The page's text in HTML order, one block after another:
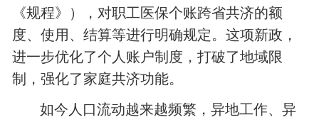
《规程》），对职工医保个账跨省共济的额
度、使用、结算等进行明确规定。这项新政，
进一步优化了个人账户制度，打破了地域限
制，强化了家庭共济功能。
如今人口流动越来越频繁，异地工作、异